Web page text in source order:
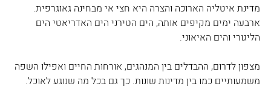
מדינת איטליה הארוכה והצרה היא חצי אי מבחינה גאוגרפית.
ארבעה ימים מקיפים אותה, הים הטירני הים האדריאטי הים
הליגורי והים האיאוני.
מצפון לדרום, ההבדלים בין המנהגים, אורחות החיים ואפילו השפה
משמעותיים כמו בין מדינות שונות. כך גם בכל מה שנוגע לאוכל.